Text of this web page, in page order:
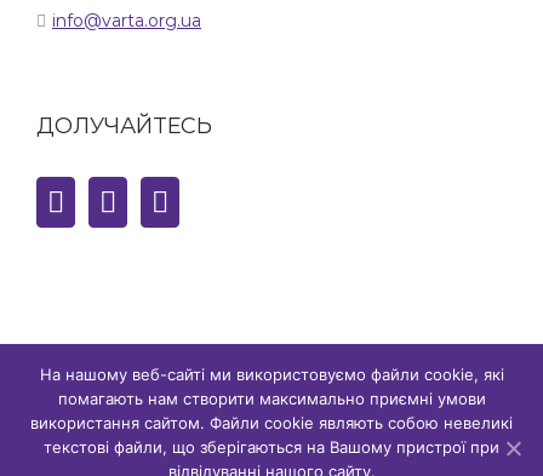
info@varta.org.ua
ДОЛУЧАЙТЕСЬ
© Copyright,2026 сайт є власністю ГО "ГР ВАРТА" | Всі права
захищено
На нашому веб-сайті ми використовуємо файли cookie, які
помагають нам створити максимально приємні умови
використання сайтом. Файли cookie являють собою невеликі
текстові файли, що зберігаються на Вашому пристрої при
відвідуванні нашого сайту.